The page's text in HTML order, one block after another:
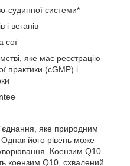
судинної системи*
і веганів
сої
яке має реєстрацію
практики (cGMP) і
яке природним
Однак його рівень може
Коензим Q10
коензим Q10, схвалений